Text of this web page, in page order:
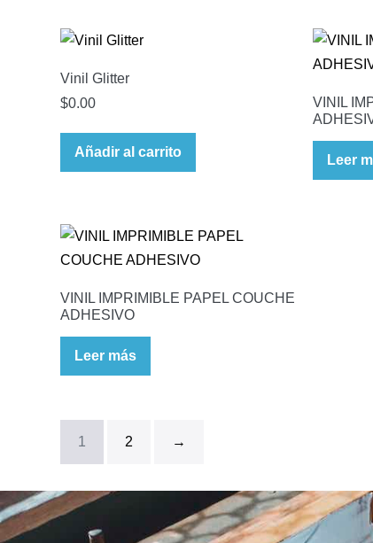
Vinil Glitter
$0.00
Añadir al carrito
VINIL
Leer
VINIL IMPRIMIBLE PAPEL COUCHE
ADHESIVO
Leer más
1 2 →